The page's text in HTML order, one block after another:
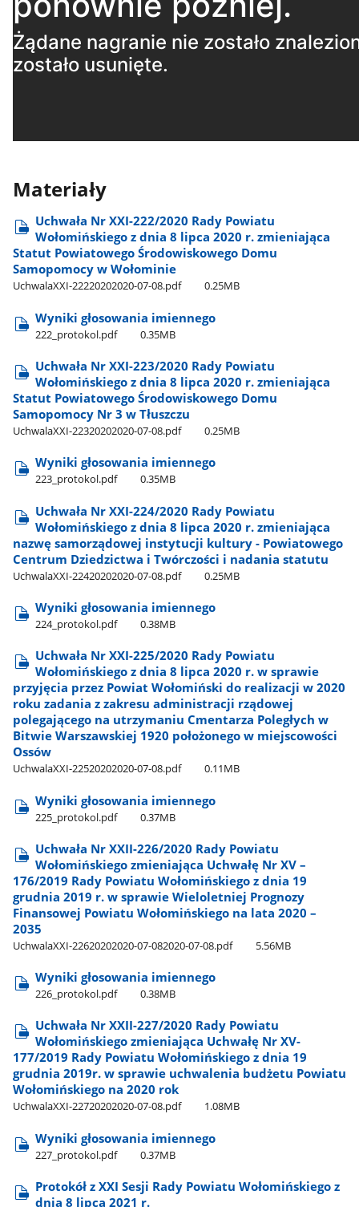
Materiały
Uchwała Nr XXI-222/2020 Rady Powiatu
Wołomińskiego z dnia 8 lipca 2020 r. zmieniająca
Statut Powiatowego Środowiskowego Domu
Samopomocy w Wołominie
UchwalaXXI-22220202020-07-08.pdf 0.25MB
Wyniki głosowania imiennego
222​_protokol.pdf 0.35MB
Uchwała Nr XXI-223/2020 Rady Powiatu
Wołomińskiego z dnia 8 lipca 2020 r. zmieniająca
Statut Powiatowego Środowiskowego Domu
Samopomocy Nr 3 w Tłuszczu
UchwalaXXI-22320202020-07-08.pdf 0.25MB
Wyniki głosowania imiennego
223​_protokol.pdf 0.35MB
Uchwała Nr XXI-224/2020 Rady Powiatu
Wołomińskiego z dnia 8 lipca 2020 r. zmieniająca
nazwę samorządowej instytucji kultury - Powiatowego
Centrum Dziedzictwa i Twórczości i nadania statutu
UchwalaXXI-22420202020-07-08.pdf 0.25MB
Wyniki głosowania imiennego
224​_protokol.pdf 0.38MB
Uchwała Nr XXI-225/2020 Rady Powiatu
Wołomińskiego z dnia 8 lipca 2020 r. w sprawie
przyjęcia przez Powiat Wołomiński do realizacji w 2020
roku zadania z zakresu administracji rządowej
polegającego na utrzymaniu Cmentarza Poległych w
Bitwie Warszawskiej 1920 położonego w miejscowości
Ossów
UchwalaXXI-22520202020-07-08.pdf 0.11MB
Wyniki głosowania imiennego
225​_protokol.pdf 0.37MB
Uchwała Nr XXII-226/2020 Rady Powiatu
Wołomińskiego zmieniająca Uchwałę Nr XV –
176/2019 Rady Powiatu Wołomińskiego z dnia 19
grudnia 2019 r. w sprawie Wieloletniej Prognozy
Finansowej Powiatu Wołomińskiego na lata 2020 –
2035
UchwalaXXI-22620202020-07-082020-07-08.pdf 5.56MB
Wyniki głosowania imiennego
226​_protokol.pdf 0.38MB
Uchwała Nr XXII-227/2020 Rady Powiatu
Wołomińskiego zmieniająca Uchwałę Nr XV-
177/2019 Rady Powiatu Wołomińskiego z dnia 19
grudnia 2019r. w sprawie uchwalenia budżetu Powiatu
Wołomińskiego na 2020 rok
UchwalaXXI-22720202020-07-08.pdf 1.08MB
Wyniki głosowania imiennego
227​_protokol.pdf 0.37MB
Protokół z XXI Sesji Rady Powiatu Wołomińskiego z
dnia 8 lipca 2021 r.